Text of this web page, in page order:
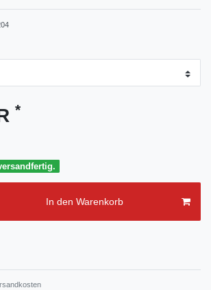
*
In den Warenkorb